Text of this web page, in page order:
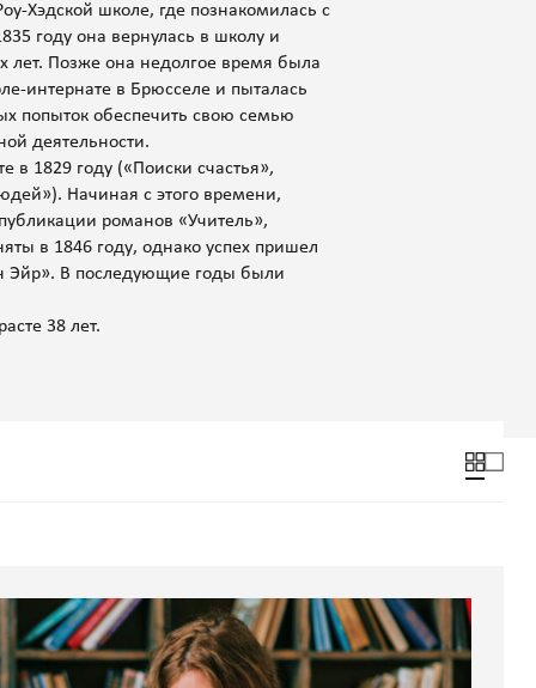
Хэдской школе, где познакомилась с
году она вернулась в школу и
лет. Позже она недолгое время была
интернате в Брюсселе и пыталась
попыток обеспечить свою семью
деятельности.
1829 году («Поиски счастья»,
Начиная с этого времени,
романов «Учитель»,
в 1846 году, однако успех пришел
Эйр». В последующие годы были
38 лет.